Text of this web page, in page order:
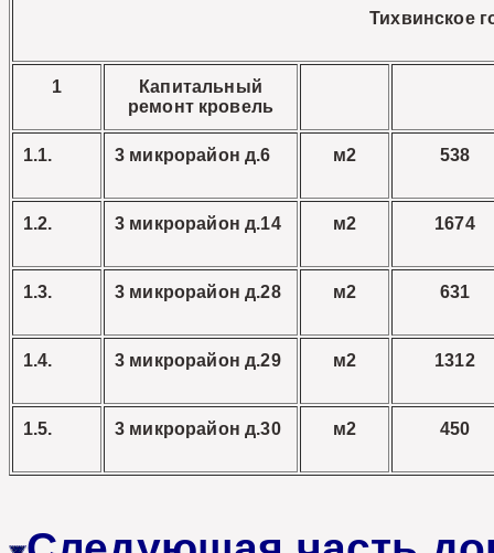
Тихвинское
1
Капитальный
ремонт кровель
1.1. 3 микрорайон д.6 м2 538
1.2. 3 микрорайон д.14 м2 1674
1.3. 3 микрорайон д.28 м2 631
1.4. 3 микрорайон д.29 м2 1312
1.5. 3 микрорайон д.30 м2 450